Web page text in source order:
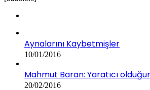
Aynalarını Kaybetmişler
10/01/2016
Mahmut Baran: Yaratıcı
20/02/2016